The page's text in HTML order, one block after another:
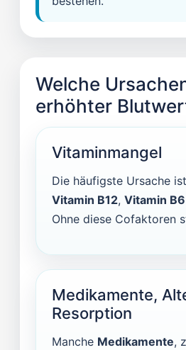
Welche
erhöhter
Vitaminmangel
Die häufigste Ursache
Vitamin B12, Vitamin B6
Ohne diese Cofaktoren
Medikamente,
Resorption
Manche Medikamente,